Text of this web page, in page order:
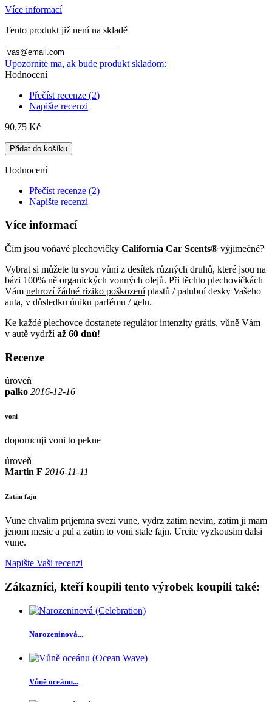
Více informací
Tento produkt již není na skladě
Upozornite ma, ak bude produkt skladom:
Hodnocení
Přečíst recenze (2)
Napište recenzi
90,75 Kč
Přidat do košíku
Hodnocení
Přečíst recenze (2)
Napište recenzi
Více informací
Čím jsou voňavé plechovičky California Car Scents® výjimečné?
Vybrat si můžete tu svou vůni z desítek různých druhů, které jsou na
bázi 100% ně organických vonných olejů. Při těchto plechovičkách
Vám nehrozí žádné riziko poškozeníplastů / palubní desky Vašeho
auta, v důsledku úniku parfému / gelu.
Ke každé plechovce dostanete regulátor intenzity grátis, vůně Vám
v autě vydržíaž 60 dnů!
Recenze
úroveň
palko 2016-12-16
voni
doporucuji voni to pekne
úroveň
Martin F 2016-11-11
Zatim fajn
Vune chvalim prijemna svezi vune, vydrz zatim nevim, zatim ji mam
jenom mesic a pul a zatim to voni stale fajn. Urcite vyzkousim dalsi
vune.
Napište Vaši recenzi
Zákazníci, kteří koupili tento výrobek koupili také:
Narozeninová...
Vůně oceánu...